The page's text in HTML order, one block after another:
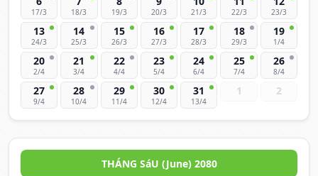
17/3 18/3 19/3 20/3 21/3 22/3 23/3
13
24/3
14
25/3
15
26/3
16
27/3
17
28/3
18
29/3
19
1/4
20
2/4
21
3/4
22
4/4
23
5/4
24
6/4
25
7/4
26
8/4
27
9/4
28
10/4
29
11/4
30
12/4
31
13/4
1 2
THÁNG SáU (June) 2080